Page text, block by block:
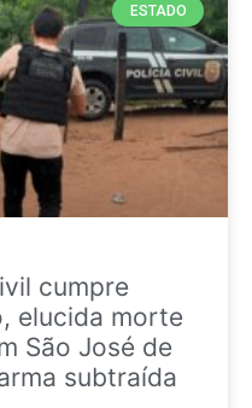
ESTADO
cumpre
elucida morte
São José de
subtraída